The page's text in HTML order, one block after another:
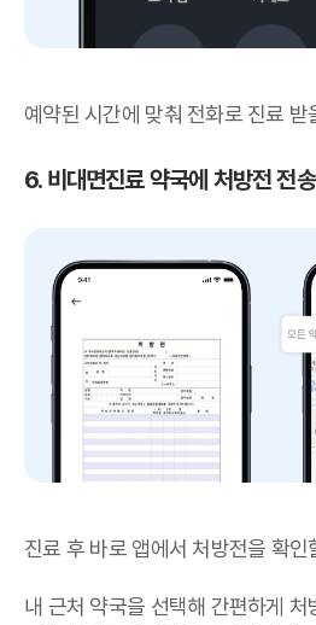
예약된 시간에 맞춰 전화로 진료 받
6. 비대면진료 약국에 처방전 전
진료 후 바로 앱에서 처방전을 확인
내 근처 약국을 선택해 간편하게